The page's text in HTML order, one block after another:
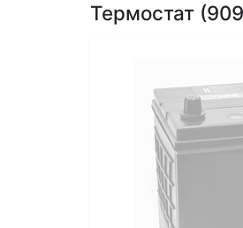
Термостат